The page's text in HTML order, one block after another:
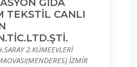
GIDA
TEKSTİL CANLI
2.KÜMEEVLERİ
İZMİR